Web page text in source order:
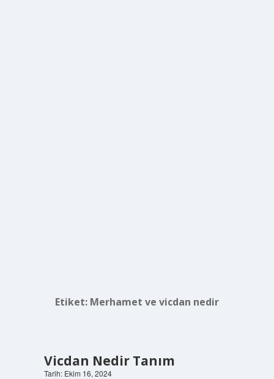
Etiket: Merhamet ve vicdan nedir
Vicdan Nedir Tanım
Tarih: Ekim 16, 2024